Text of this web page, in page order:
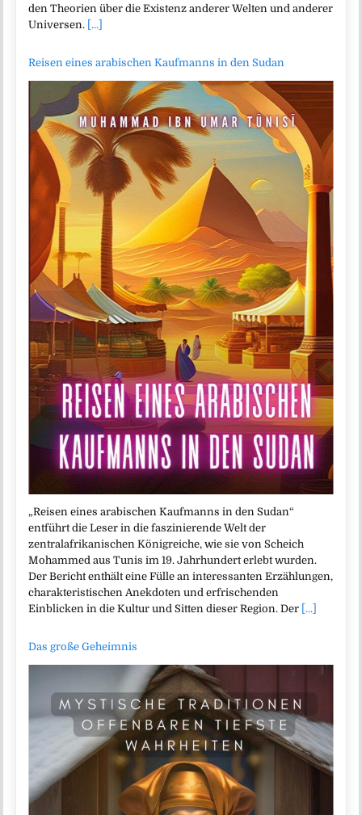
den Theorien über die Existenz anderer Welten und anderer
Universen. [...]
Reisen eines arabischen Kaufmanns in den Sudan
„Reisen eines arabischen Kaufmanns in den Sudan“
entführt die Leser in die faszinierende Welt der
zentralafrikanischen Königreiche, wie sie von Scheich
Mohammed aus Tunis im 19. Jahrhundert erlebt wurden.
Der Bericht enthält eine Fülle an interessanten Erzählungen,
charakteristischen Anekdoten und erfrischenden
Einblicken in die Kultur und Sitten dieser Region. Der [...]
Das große Geheimnis